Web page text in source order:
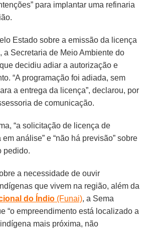
para implantar uma refinaria
Estado sobre a emissão da licença
a Secretaria de Meio Ambiente do
decidiu adiar a autorização e
“A programação foi adiada, sem
a entrega da licença”, declarou, por
de comunicação.
“a solicitação de licença de
análise” e “não há previsão” sobre
pedido.
a necessidade de ouvir
que vivem na região, além da
do Índio (Funai), a Sema
“o empreendimento está localizado a
mais próxima, não